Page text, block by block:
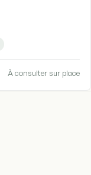
À consulter sur place